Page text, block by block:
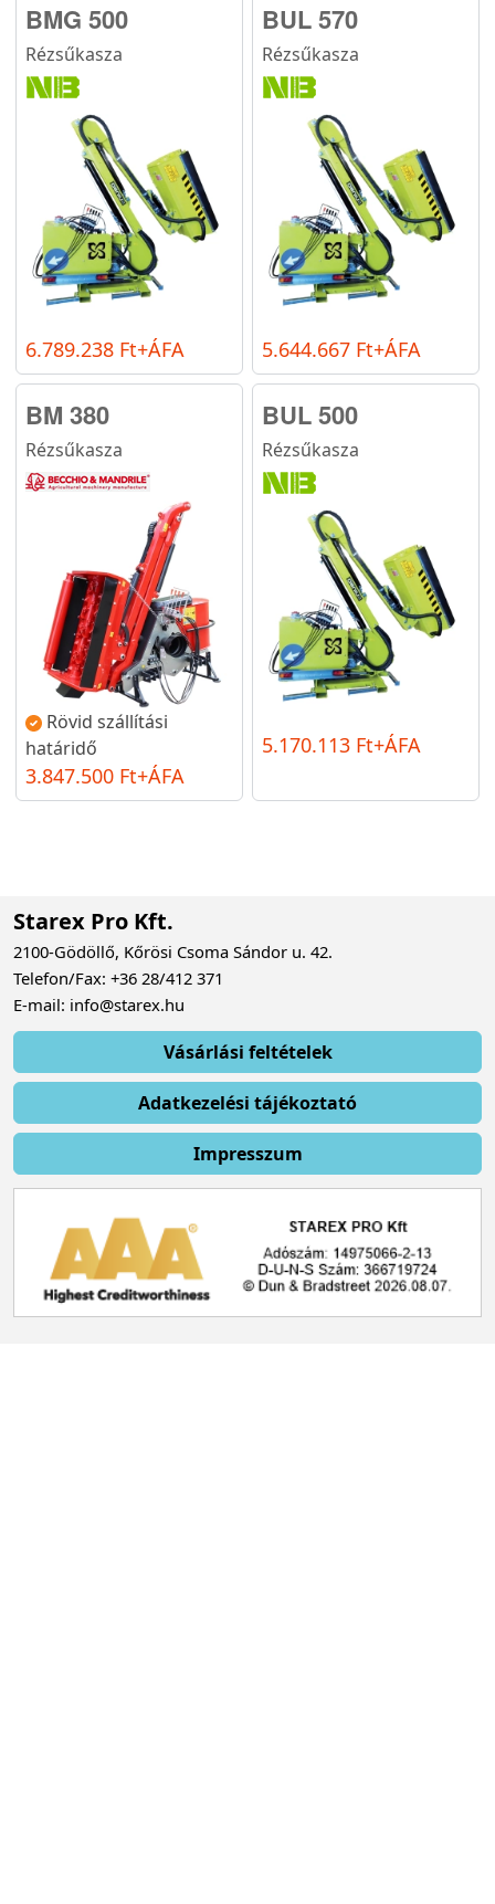
BMG 500
Rézsűkasza
6.789.238 Ft+ÁFA
BUL 570
Rézsűkasza
5.644.667 Ft+ÁFA
BM 380
Rézsűkasza
Rövid szállítási
határidő
3.847.500 Ft+ÁFA
BUL 500
Rézsűkasza
5.170.113 Ft+ÁFA
Starex Pro Kft.
2100-Gödöllő, Kőrösi Csoma Sándor u. 42.
Telefon/Fax: +36 28/412 371
E-mail: info@starex.hu
Vásárlási feltételek
Adatkezelési tájékoztató
Impresszum